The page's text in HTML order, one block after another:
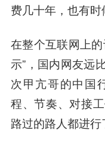
费几十年，也有时
在整个互联网上
示”，国内网友远
次甲亢哥的中国
程、节奏、对接
路过的路人都进行